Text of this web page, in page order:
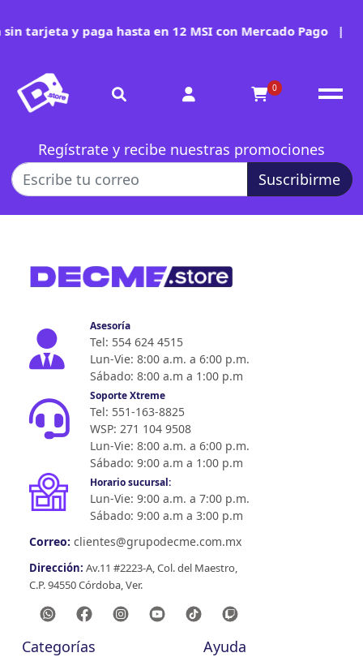
tarjeta y paga hasta en 12 MSI con Mercado Pago |
0
Regístrate y recibe nuestras promociones
Suscribirme
Asesoría
Tel: 554 624 4515
Lun-Vie: 8:00 a.m. a 6:00 p.m.
Sábado: 8:00 a.m a 1:00 p.m
Soporte Xtreme
Tel: 551-163-8825
WSP: 271 104 9508
Lun-Vie: 8:00 a.m. a 6:00 p.m.
Sábado: 9:00 a.m a 1:00 p.m
Horario sucursal:
Lun-Vie: 9:00 a.m. a 7:00 p.m.
Sábado: 9:00 a.m a 3:00 p.m
Correo: clientes@grupodecme.com.mx
Dirección: Av.11 #2223-A, Col. del Maestro,
C.P. 94550 Córdoba, Ver.
Categorías
Ayuda